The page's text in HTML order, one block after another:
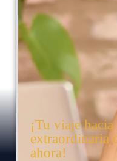
¡Tu viaje
extraordinaria
ahora!